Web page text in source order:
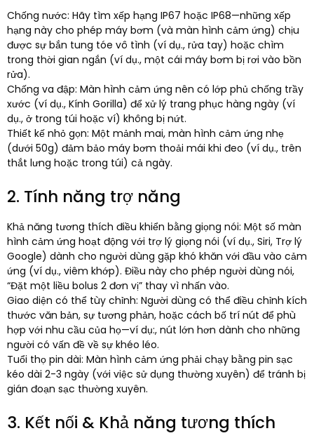
Chống nước: Hãy tìm xếp hạng IP67 hoặc IP68—những xếp
hạng này cho phép máy bơm (và màn hình cảm ứng) chịu
được sự bắn tung tóe vô tình (ví dụ., rửa tay) hoặc chìm
trong thời gian ngắn (ví dụ., một cái máy bơm bị rơi vào bồn
rửa).​
Chống va đập: Màn hình cảm ứng nên có lớp phủ chống trầy
xước (ví dụ., Kính Gorilla) để xử lý trang phục hàng ngày (ví
dụ., ở trong túi hoặc ví) không bị nứt.​
Thiết kế nhỏ gọn: Một mảnh mai, màn hình cảm ứng nhẹ
(dưới 50g) đảm bảo máy bơm thoải mái khi đeo (ví dụ., trên
thắt lưng hoặc trong túi) cả ngày.​
2. Tính năng trợ năng
Khả năng tương thích điều khiển bằng giọng nói: Một số màn
hình cảm ứng hoạt động với trợ lý giọng nói (ví dụ., Siri, Trợ lý
Google) dành cho người dùng gặp khó khăn với đầu vào cảm
ứng (ví dụ., viêm khớp). Điều này cho phép người dùng nói,
“Đặt một liều bolus 2 đơn vị” thay vì nhấn vào.​
Giao diện có thể tùy chỉnh: Người dùng có thể điều chỉnh kích
thước văn bản, sự tương phản, hoặc cách bố trí nút để phù
hợp với nhu cầu của họ—ví dụ:, nút lớn hơn dành cho những
người có vấn đề về sự khéo léo.​
Tuổi thọ pin dài: Màn hình cảm ứng phải chạy bằng pin sạc
kéo dài 2-3 ngày (với việc sử dụng thường xuyên) để tránh bị
gián đoạn sạc thường xuyên.​
3. Kết nối & Khả năng tương thích